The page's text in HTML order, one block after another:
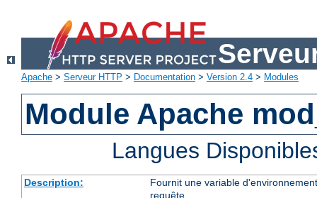
Apache > Serveur HTTP > Documentation > Version 2.4 > Modules
Module Apache
Langues
Description:
Fournit une variable
requête